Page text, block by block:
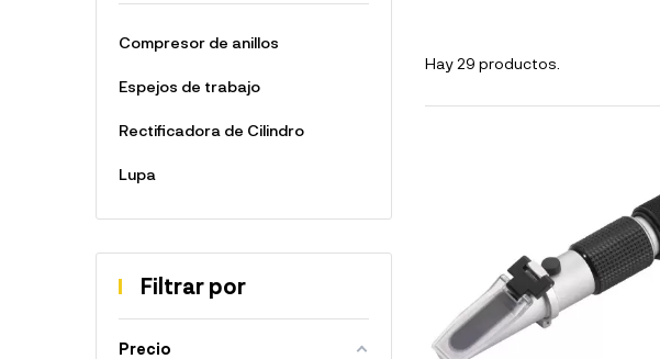
Compresor de anillos
Espejos de trabajo
Rectificadora de Cilindro
Lupa
Filtrar por
Precio
Hay 29 productos.